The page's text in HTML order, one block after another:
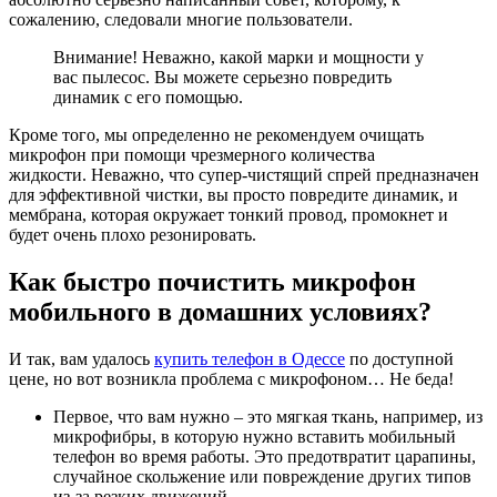
сожалению, следовали многие пользователи.
Внимание! Неважно, какой марки и мощности у
вас пылесос. Вы можете серьезно повредить
динамик с его помощью.
Кроме того, мы определенно не рекомендуем очищать
микрофон при помощи чрезмерного количества
жидкости. Неважно, что супер-чистящий спрей предназначен
для эффективной чистки, вы просто повредите динамик, и
мембрана, которая окружает тонкий провод, промокнет и
будет очень плохо резонировать.
Как быстро почистить микрофон
мобильного в домашних условиях?
И так, вам удалось купить телефон в Одессе по доступной
цене, но вот возникла проблема с микрофоном… Не беда!
Первое, что вам нужно – это мягкая ткань, например, из
микрофибры, в которую нужно вставить мобильный
телефон во время работы. Это предотвратит царапины,
случайное скольжение или повреждение других типов